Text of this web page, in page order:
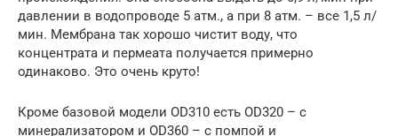
давлении в водопроводе 5 атм., а при 8 атм. – все 1,5 л/
мин. Мембрана так хорошо чистит воду, что
концентрата и пермеата получается примерно
одинаково. Это очень круто!
Кроме базовой модели OD310 есть OD320 – с
минерализатором и OD360 – с помпой и